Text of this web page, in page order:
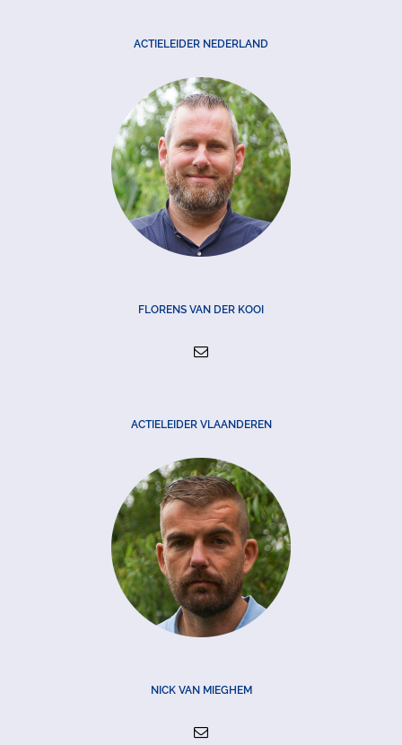
ACTIELEIDER NEDERLAND
FLORENS VAN DER KOOI
ACTIELEIDER VLAANDEREN
NICK VAN MIEGHEM